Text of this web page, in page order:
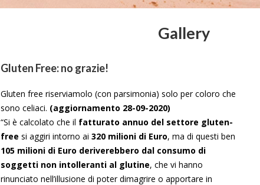
Gallery
Gluten Free: no grazie!
Gluten free riserviamolo (con parsimonia) solo per coloro che
sono celiaci. (aggiornamento 28-09-2020)
“Si è calcolato che il fatturato annuo del settore gluten-
free si aggiri intorno ai320 milioni di Euro, ma di questi ben
105 milioni di Euro deriverebbero dal consumo di
soggetti non intolleranti al glutine, che vi hanno
rinunciato nell’illusione di poter dimagrire o apportare in